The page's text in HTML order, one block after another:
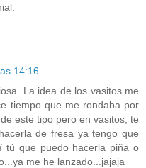
14:16
La idea de los vasitos me
tiempo que me rondaba por
este tipo pero en vasitos, te
de fresa ya tengo que
tú que puedo hacerla piña o
me he lanzado...jajaja